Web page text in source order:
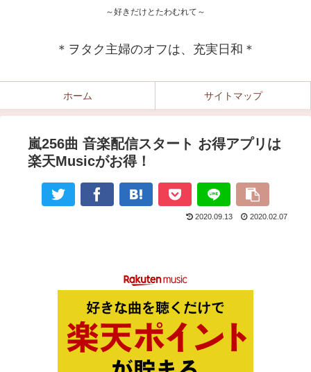
～好きだけとたわむれて～
＊ヲタク主婦のオフは、充実日和＊
ホーム サイトマップ
嵐256曲 音楽配信スタート お得アプリは
楽天Musicがお得！
2020.09.13 2020.02.07